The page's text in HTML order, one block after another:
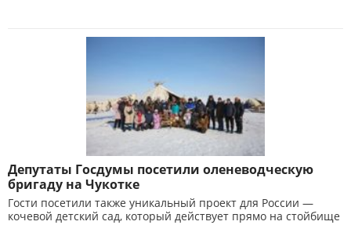
Депутаты Госдумы посетили оленеводческую
бригаду на Чукотке
Гости посетили также уникальный проект для России —
кочевой детский сад, который действует прямо на стойбище